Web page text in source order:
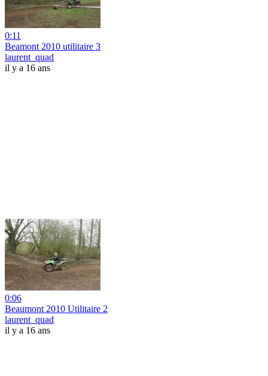
0:11
Beamont 2010 utilitaire 3
laurent_quad
il y a 16 ans
0:06
Beaumont 2010 Utilitaire 2
laurent_quad
il y a 16 ans